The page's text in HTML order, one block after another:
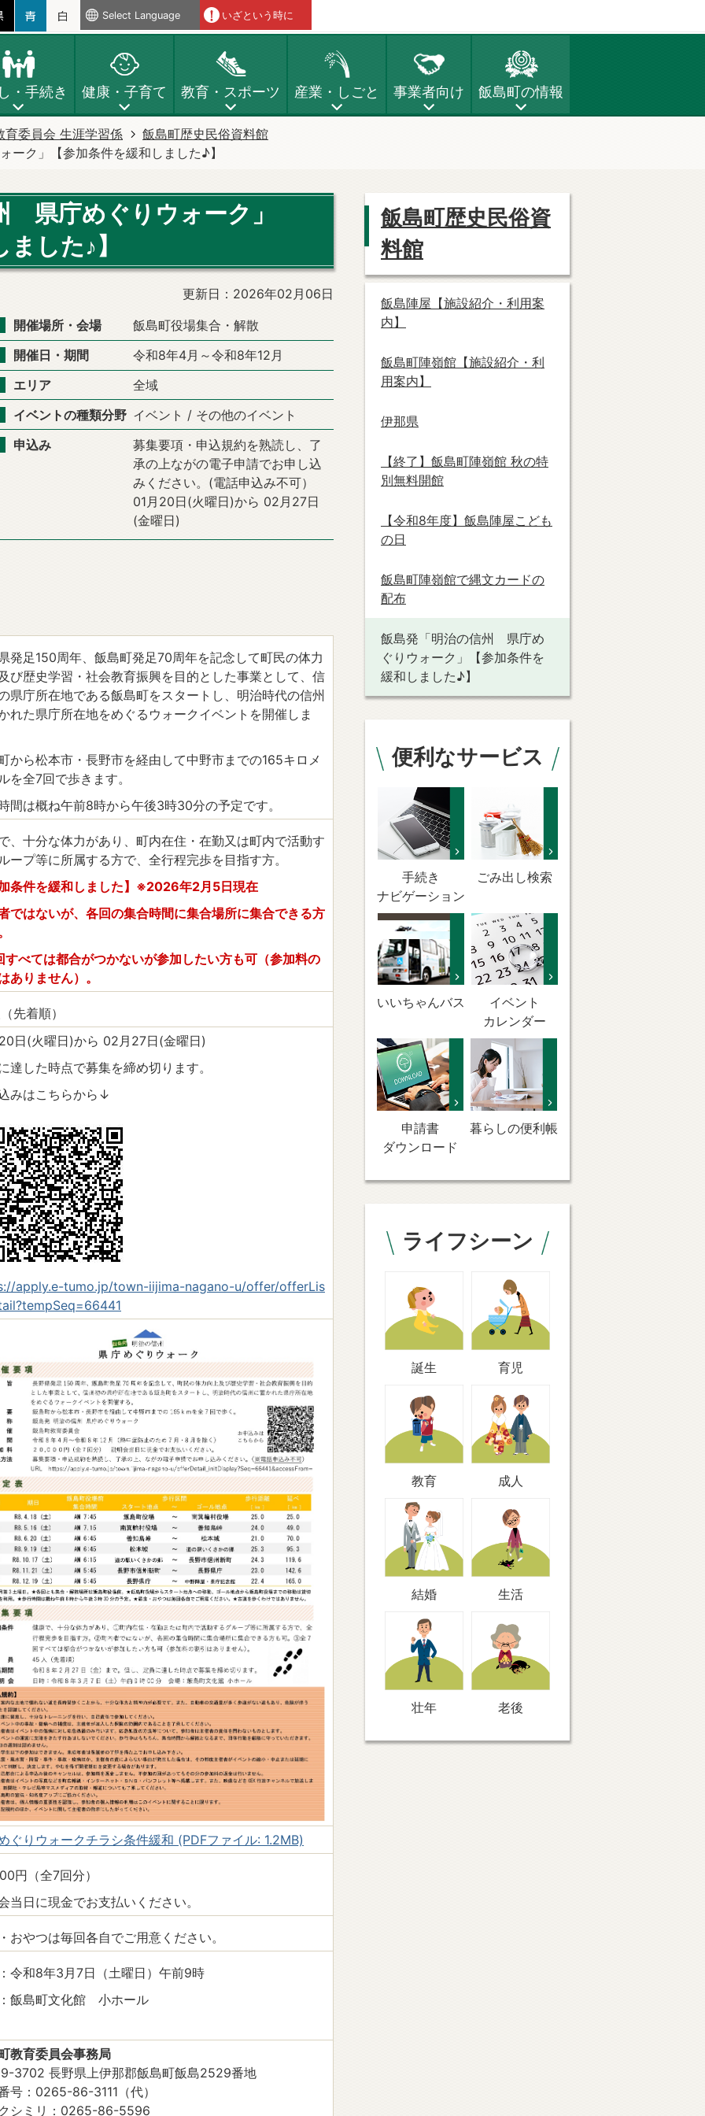
Select Language いざという時に
・手続き 健康・子育て 教育・スポーツ 産業・しごと 事業者向け 飯島町の情報
育委員会 生涯学習係
飯島町歴史民俗資料館
ク」【参加条件を緩和しました♪】
県庁めぐりウォーク」
した♪】
更新日：2026年02月06日
開催場所・会場
飯島町役場集合・解散
開催日・期間
令和8年4月～令和8年12月
エリア
全域
イベントの種類分野 イベント / その他のイベント
申込み
募集要項・申込規約を熟読し、了
承の上ながの電子申請でお申し込
みください。(電話申込み不可）
01月20日(火曜日)から 02月27日
(金曜日)
発足150周年、飯島町発足70周年を記念して町民の体力
び歴史学習・社会教育振興を目的とした事業として、信
県庁所在地である飯島町をスタートし、明治時代の信州
れた県庁所在地をめぐるウォークイベントを開催しま
から松本市・長野市を経由して中野市までの165キロメ
を全7回で歩きます。
間は概ね午前8時から午後3時30分の予定です。
、十分な体力があり、町内在住・在勤又は町内で活動す
ープ等に所属する方で、全行程完歩を目指す方。
条件を緩和しました】※2026年2月5日現在
ではないが、各回の集合時間に集合場所に集合できる方
すべては都合がつかないが参加したい方も可（参加料の
ありません）。
先着順）
日(火曜日)から 02月27日(金曜日)
達した時点で募集を締め切ります。
みはこちらから↓
apply.e-tumo.jp/town-iijima-nagano-u/offer/offerLis
ぐりウォークチラシ条件緩和 (PDFファイル: 1.2MB)
円（全7回分）
当日に現金でお支払いください。
おやつは毎回各自でご用意ください。
令和8年3月7日（土曜日）午前9時
飯島町文化館 小ホール
教育委員会事務局
3702 長野県上伊那郡飯島町飯島2529番地
号：0265-86-3111（代）
シミリ：0265-86-5596
飯島町歴史民俗資
料館
飯島陣屋【施設紹介・利用案
内】
飯島町陣嶺館【施設紹介・利
用案内】
伊那県
【終了】飯島町陣嶺館 秋の特
別無料開館
【令和8年度】飯島陣屋こども
の日
飯島町陣嶺館で縄文カードの
配布
飯島発「明治の信州 県庁め
ぐりウォーク」【参加条件を
緩和しました♪】
便利なサービス
手続き
ナビゲーション
ごみ出し検索
いいちゃんバス
イベント
カレンダー
申請書
ダウンロード
暮らしの便利帳
ライフシーン
誕生 育児
教育 成人
結婚 生活
壮年 老後